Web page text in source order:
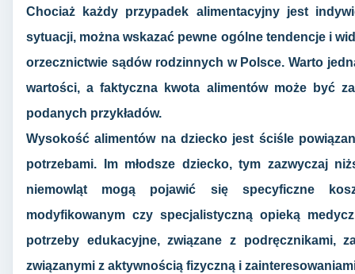
Chociaż każdy przypadek alimentacyjny jest
sytuacji, można wskazać pewne ogólne tendencje i
orzecznictwie sądów rodzinnych w Polsce. Warto
wartości, a faktyczna kwota alimentów może być
podanych przykładów.
Wysokość alimentów na dziecko jest ściśle
potrzebami. Im młodsze dziecko, tym zazwyczaj
niemowląt mogą pojawić się specyficzne
modyfikowanym czy specjalistyczną opieką
potrzeby edukacyjne, związane z podręcznikami,
związanymi z aktywnością fizyczną i